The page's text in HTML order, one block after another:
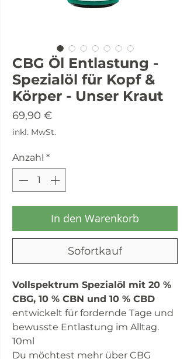
CBG Öl Entlastung -
Spezialöl für Kopf &
Körper - Unser Kraut
69,90 €Preis
inkl. MwSt.
Anzahl *
In den Warenkorb
Sofortkauf
Vollspektrum Spezialöl mit 20 %
CBG, 10 % CBN und 10 % CBD
entwickelt für fordernde Tage und
bewusste Entlastung im Alltag.
10ml
Du möchtest mehr über CBG